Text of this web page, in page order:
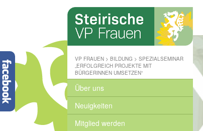
Steirische
Volkspartei
Wo
wir
zuhause
sind
www.stvp.at
VP FRAUEN >BILDUNG >SPEZIALSEMINAR
„ERFOLGREICH PROJEKTE MIT
BÜRGERINNEN UMSETZEN“
Über uns
Neuigkeiten
Mitglied werden